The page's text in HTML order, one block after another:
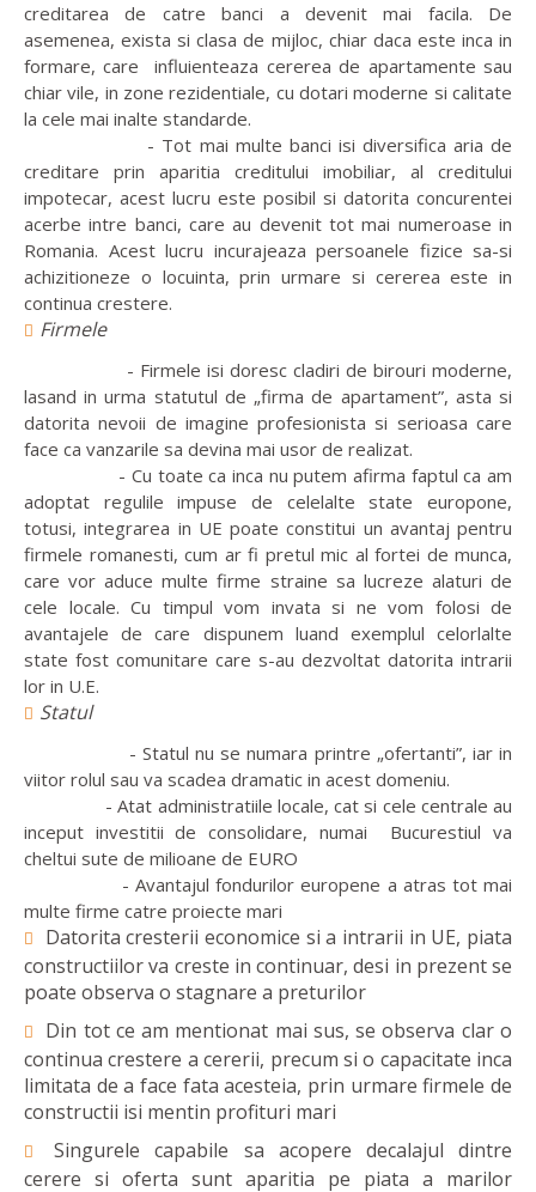
creditarea de catre banci a devenit mai facila. De
asemenea, exista si clasa de mijloc, chiar daca este inca in
formare, care influienteaza cererea de apartamente sau
chiar vile, in zone rezidentiale, cu dotari moderne si calitate
la cele mai inalte standarde.
- Tot mai multe banci isi diversifica aria de
creditare prin aparitia creditului imobiliar, al creditului
impotecar, acest lucru este posibil si datorita concurentei
acerbe intre banci, care au devenit tot mai numeroase in
Romania. Acest lucru incurajeaza persoanele fizice sa-si
achizitioneze o locuinta, prin urmare si cererea este in
continua crestere.
Firmele
- Firmele isi doresc cladiri de birouri moderne,
lasand in urma statutul de „firma de apartament”, asta si
datorita nevoii de imagine profesionista si serioasa care
face ca vanzarile sa devina mai usor de realizat.
- Cu toate ca inca nu putem afirma faptul ca am
adoptat regulile impuse de celelalte state europone,
totusi, integrarea in UE poate constitui un avantaj pentru
firmele romanesti, cum ar fi pretul mic al fortei de munca,
care vor aduce multe firme straine sa lucreze alaturi de
cele locale. Cu timpul vom invata si ne vom folosi de
avantajele de care dispunem luand exemplul celorlalte
state fost comunitare care s-au dezvoltat datorita intrarii
lor in U.E.
Statul
- Statul nu se numara printre „ofertanti”, iar in
viitor rolul sau va scadea dramatic in acest domeniu.
- Atat administratiile locale, cat si cele centrale au
inceput investitii de consolidare, numai Bucurestiul va
cheltui sute de milioane de EURO
- Avantajul fondurilor europene a atras tot mai
multe firme catre proiecte mari
Datorita cresterii economice si a intrarii in UE, piata
constructiilor va creste in continuar, desi in prezent se
poate observa o stagnare a preturilor
Din tot ce am mentionat mai sus, se observa clar o
continua crestere a cererii, precum si o capacitate inca
limitata de a face fata acesteia, prin urmare firmele de
constructii isi mentin profituri mari
Singurele capabile sa acopere decalajul dintre
cerere si oferta sunt aparitia pe piata a marilor